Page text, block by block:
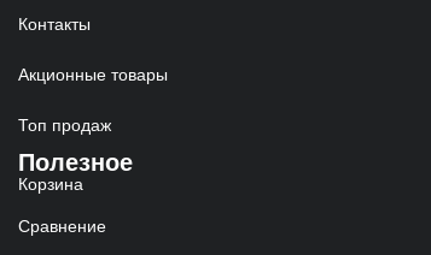
Контакты
Акционные товары
Топ продаж
Полезное
Корзина
Сравнение